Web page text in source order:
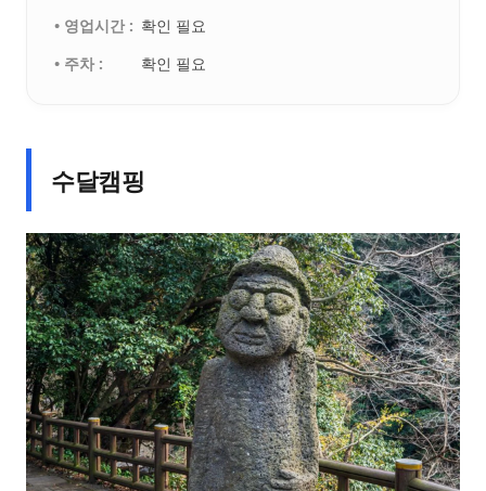
• 영업시간 : 확인 필요
• 주차 :
확인 필요
수달캠핑